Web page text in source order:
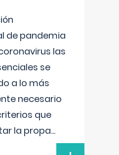
de pandemia
las
se
a lo más
necesario
que
la propa...